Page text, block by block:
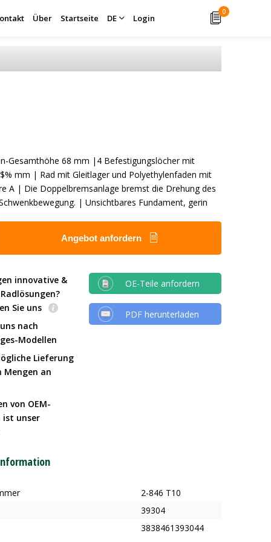
Über Startseite DE Login
0
Gesamthöhe 68 mm |4 Befestigungslöcher mit
mm | Rad mit Gleitlager und Polyethylenfaden mit
A | Die Doppelbremsanlage bremst die Drehung des
| Unsichtbares Fundament, gerin
Angebot anfordern
innovative &
Sie uns
nach
Modellen
Lieferung
Mengen an
von OEM-
ist unser
OE-Teile anfordern
PDF herunterladen
2-846 T10
39304
3838461393044